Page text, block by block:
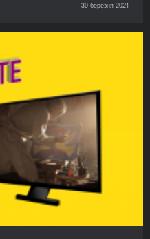
30 березня 2021